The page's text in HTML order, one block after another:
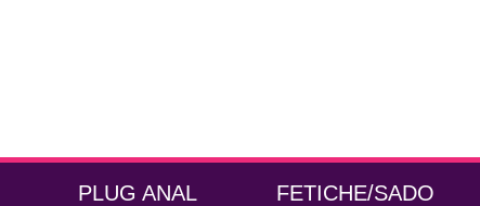
PLUG ANAL FETICHE/SADO